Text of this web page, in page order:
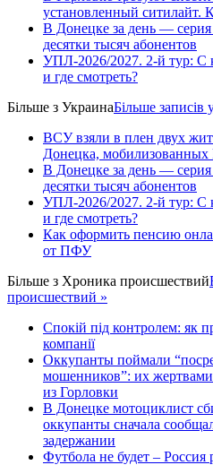
установленный ситилайт.
В Донецке за день — серия
десятки тысяч абонентов
УПЛ-2026/2027. 2-й тур: С
и где смотреть?
Більше з УкраинаБільше записів
ВСУ взяли в плен двух
Донецка, мобилизованных
В Донецке за день — серия
десятки тысяч абонентов
УПЛ-2026/2027. 2-й тур: С
и где смотреть?
Как оформить пенсию
от ПФУ
Більше з Хроника происшествий
происшествий »
Спокій під контролем: як
компанії
Оккупанты поймали
мошенников”: их
из Горловки
В Донецке мотоциклист
оккупанты сначала
задержании
Футбола не будет – Россия